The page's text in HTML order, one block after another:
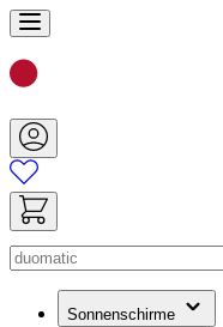
Zum
Inhalt
springen
Sonnenschirme
(hat